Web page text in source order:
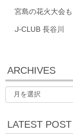
宮島の花火大会
ᒍ-CLUB 長谷川
ARCHIVES
LATEST POST